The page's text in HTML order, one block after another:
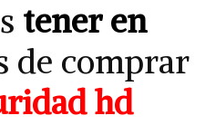
tener en
de comprar
hd